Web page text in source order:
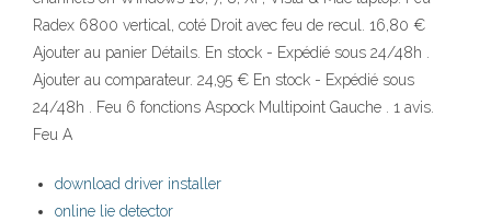
Radex 6800 vertical, coté Droit avec feu de recul. 16,80 €
Ajouter au panier Détails. En stock - Expédié sous 24/48h .
Ajouter au comparateur. 24,95 € En stock - Expédié sous
24/48h . Feu 6 fonctions Aspock Multipoint Gauche . 1 avis.
Feu A
download driver installer
online lie detector